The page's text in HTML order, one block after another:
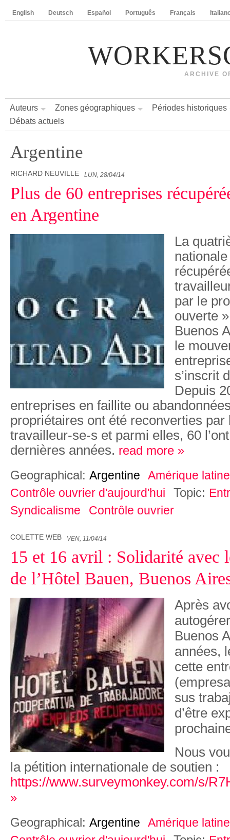
English Deutsch Español Português Français
ARCHIVE
Auteurs Zones géographiques
Périodes historiques
Débats actuels
Argentine
RICHARD NEUVILLE LUN, 28/04/14
Plus de 60 entreprises
en Argentine
La
par le
ouverte
Buenos
le
s’inscrit
Depuis
entreprises en faillite ou
propriétaires ont été reconverties
travailleur-se-s et parmi elles, 60
dernières années. read more »
Geographical: Argentine
Amérique latine
Contrôle ouvrier d'aujourd'hui
Topic:
Syndicalisme
Contrôle ouvrier
COLETTE WEB VEN, 11/04/14
15 et 16 avril : Solidarité avec
de l’Hôtel Bauen, Buenos
Après
Buenos
années,
cette
sus
d’être
Nous
la pétition internationale de soutien :
https://www.surveymonkey.com/s/
»
Geographical: Argentine
Amérique latine